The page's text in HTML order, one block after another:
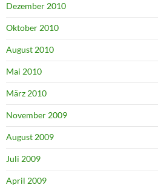
Dezember 2010
Oktober 2010
August 2010
Mai 2010
März 2010
November 2009
August 2009
Juli 2009
April 2009